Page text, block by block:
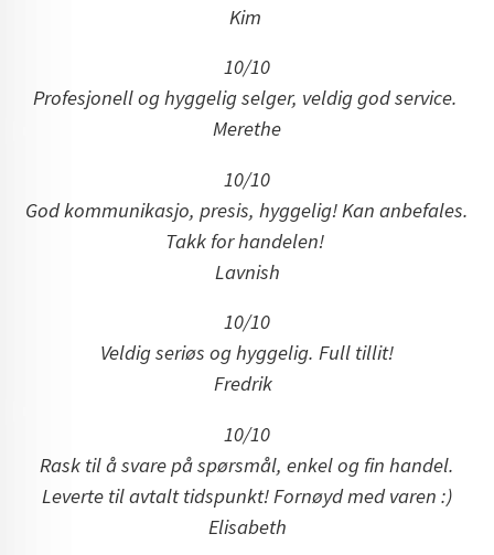
Kim
10/10
Profesjonell og hyggelig selger, veldig god service.
Merethe
10/10
God kommunikasjo, presis, hyggelig! Kan anbefales.
Takk for handelen!
Lavnish
10/10
Veldig seriøs og hyggelig. Full tillit!
Fredrik
10/10
Rask til å svare på spørsmål, enkel og fin handel.
Leverte til avtalt tidspunkt! Fornøyd med varen :)
Elisabeth